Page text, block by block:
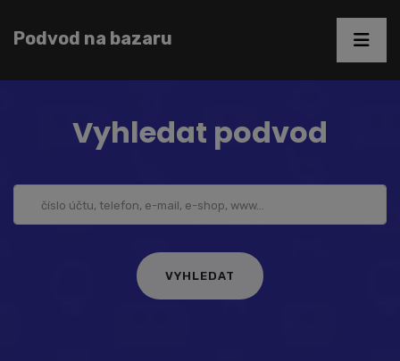
Podvod na bazaru
Vyhledat podvod